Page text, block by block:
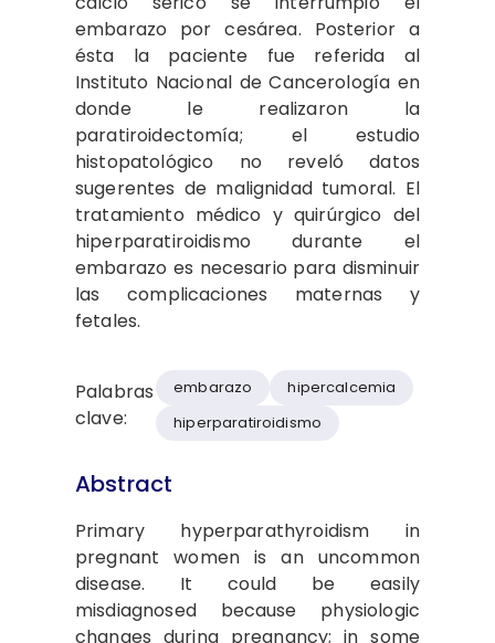
embarazo por cesárea. Posterior a
ésta la paciente fue referida al
Instituto Nacional de Cancerología en
donde le realizaron la
paratiroidectomía; el estudio
histopatológico no reveló datos
sugerentes de malignidad tumoral. El
tratamiento médico y quirúrgico del
hiperparatiroidismo durante el
embarazo es necesario para disminuir
las complicaciones maternas y
fetales.
Palabras
clave:
embarazo
hipercalcemia
hiperparatiroidismo
Abstract
Primary hyperparathyroidism in
pregnant women is an uncommon
disease. It could be easily
misdiagnosed because physiologic
changes during pregnancy; in some